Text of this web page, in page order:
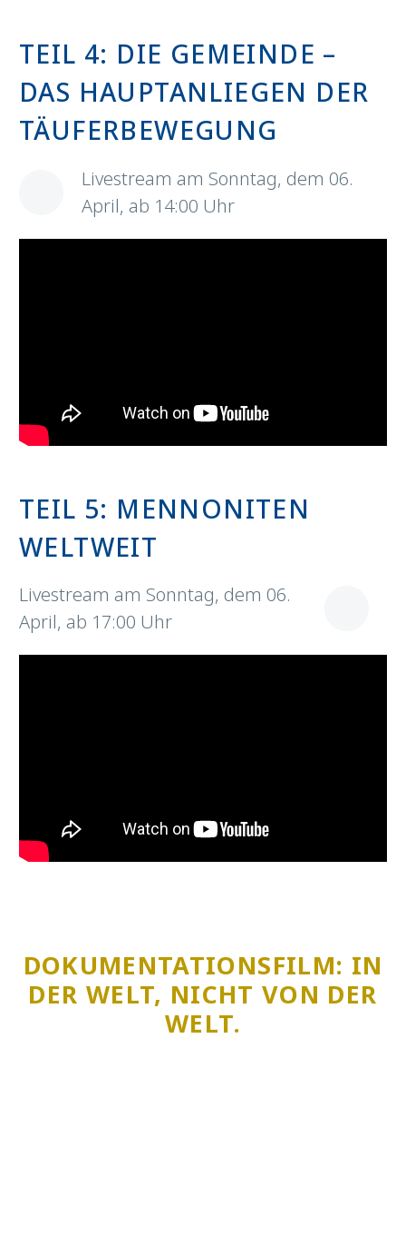
TEIL 4: DIE GEMEINDE –
DAS HAUPTANLIEGEN DER
TÄUFERBEWEGUNG
Livestream am Sonntag, dem 06.
April, ab 14:00 Uhr
TEIL 5: MENNONITEN
WELTWEIT
Livestream am Sonntag, dem 06.
April, ab 17:00 Uhr
DOKUMENTATIONSFILM: IN
DER WELT, NICHT VON DER
WELT.